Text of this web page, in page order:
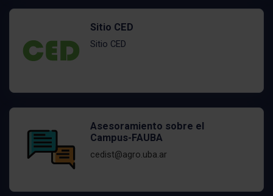
Sitio CED
Sitio CED
Asesoramiento sobre el
Campus-FAUBA
cedist@agro.uba.ar